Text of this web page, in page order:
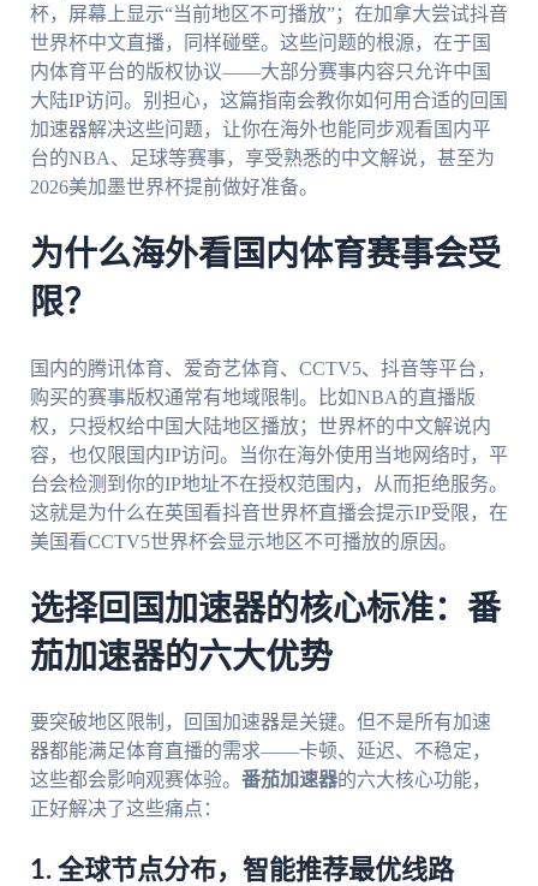
杯，屏幕上显示“当前地区不可播放”；在加拿大尝试抖音
世界杯中文直播，同样碰壁。这些问题的根源，在于国
内体育平台的版权协议——大部分赛事内容只允许中国
大陆IP访问。别担心，这篇指南会教你如何用合适的回国
加速器解决这些问题，让你在海外也能同步观看国内平
台的NBA、足球等赛事，享受熟悉的中文解说，甚至为
2026美加墨世界杯提前做好准备。
为什么海外看国内体育赛事会受
限？
国内的腾讯体育、爱奇艺体育、CCTV5、抖音等平台，
购买的赛事版权通常有地域限制。比如NBA的直播版
权，只授权给中国大陆地区播放；世界杯的中文解说内
容，也仅限国内IP访问。当你在海外使用当地网络时，平
台会检测到你的IP地址不在授权范围内，从而拒绝服务。
这就是为什么在英国看抖音世界杯直播会提示IP受限，在
美国看CCTV5世界杯会显示地区不可播放的原因。
选择回国加速器的核心标准：番
茄加速器的六大优势
要突破地区限制，回国加速器是关键。但不是所有加速
器都能满足体育直播的需求——卡顿、延迟、不稳定，
这些都会影响观赛体验。 番茄加速器的六大核心功能，
正好解决了这些痛点：
1. 全球节点分布，智能推荐最优线路